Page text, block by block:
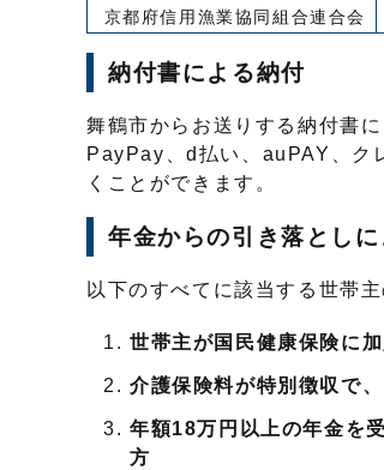
京都府信用漁業協同組合連合会
納付書による納付
舞鶴市からお送りする納付書
PayPay、d払い、auPAY、ク
くことができます。
年金からの引き落としに
以下のすべてに該当する世帯
世帯主が国民健康保険に
介護保険料が特別徴収で
年額18万円以上の年金を
方